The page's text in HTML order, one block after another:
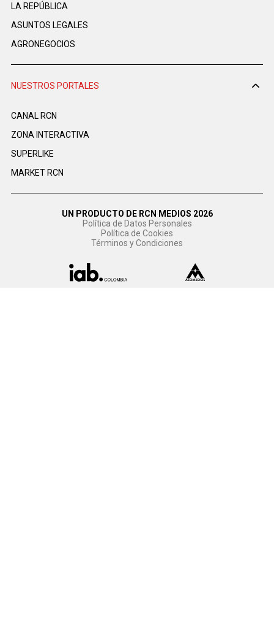
LA REPÚBLICA
ASUNTOS LEGALES
AGRONEGOCIOS
NUESTROS PORTALES
CANAL RCN
ZONA INTERACTIVA
SUPERLIKE
MARKET RCN
UN PRODUCTO DE RCN MEDIOS 2026
Política de Datos Personales
Política de Cookies
Términos y Condiciones